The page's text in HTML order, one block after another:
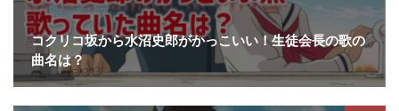
コクリコ坂から水沼史郎がかっこいい！生徒会長の歌の
曲名は？